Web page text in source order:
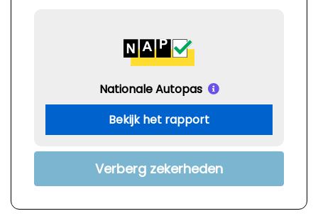
Nationale Autopas
Bekijk het rapport
Verberg zekerheden